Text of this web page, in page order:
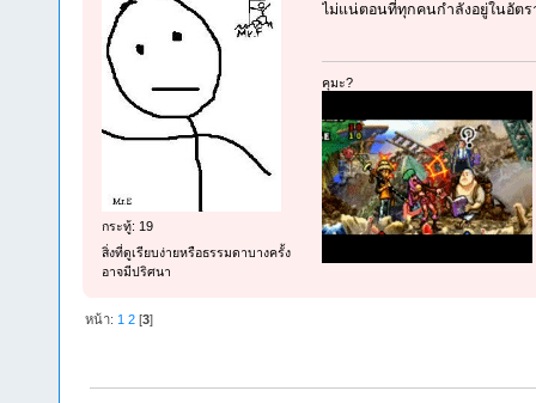
กระทู้: 19
สิ่งที่ดูเรียบง่ายหรือธรรมดาบางครั้ง
อาจมีปริศนา
ไม่แน่ตอนที่ทุกคนกำลังอยู่ในอัตร
คุมะ?
หน้า: 1 2 [3]